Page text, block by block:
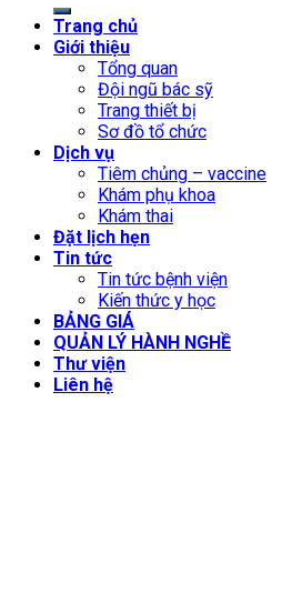
Trang chủ
Giới thiệu
Tổng quan
Đội ngũ bác sỹ
Trang thiết bị
Sơ đồ tổ chức
Dịch vụ
Tiêm chủng – vaccine
Khám phụ khoa
Khám thai
Đặt lịch hẹn
Tin tức
Tin tức bệnh viện
Kiến thức y học
BẢNG GIÁ
QUẢN LÝ HÀNH NGHỀ
Thư viện
Liên hệ